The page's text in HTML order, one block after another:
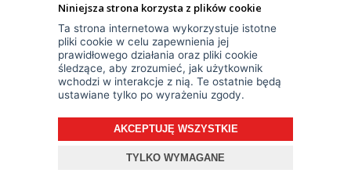
Niniejsza strona korzysta z plików cookie
Ta strona internetowa wykorzystuje istotne
pliki cookie w celu zapewnienia jej
prawidłowego działania oraz pliki cookie
śledzące, aby zrozumieć, jak użytkownik
wchodzi w interakcje z nią. Te ostatnie będą
ustawiane tylko po wyrażeniu zgody.
AKCEPTUJĘ WSZYSTKIE
TYLKO WYMAGANE
Pracujemy od poniedziałku do piątku w godz.
7:00 - 15:00